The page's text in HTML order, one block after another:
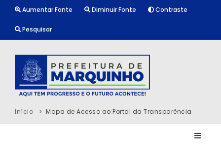
Aumentar Fonte Diminuir Fonte Contraste
Pesquisar
Início Mapa de Acesso ao Portal da Transparência